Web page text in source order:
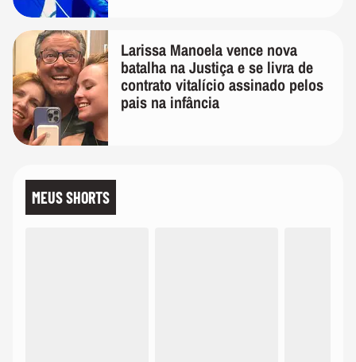
Larissa Manoela vence nova
batalha na Justiça e se livra de
contrato vitalício assinado pelos
pais na infância
MEUS SHORTS